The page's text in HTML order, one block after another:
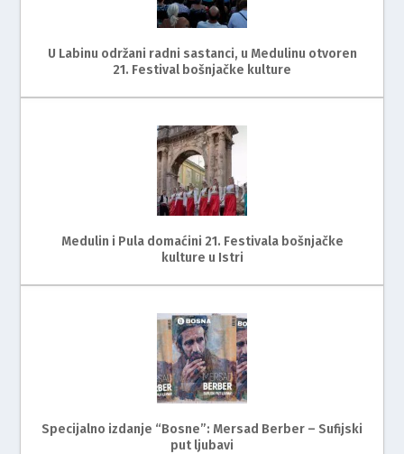
U Labinu održani radni sastanci, u Medulinu otvoren
21. Festival bošnjačke kulture
Medulin i Pula domaćini 21. Festivala bošnjačke
kulture u Istri
Specijalno izdanje “Bosne”: Mersad Berber – Sufijski
put ljubavi